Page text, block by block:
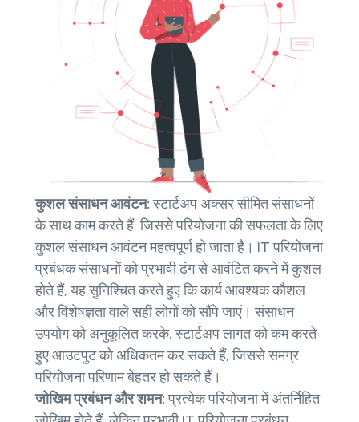
कुशल संसाधन आवंटन:स्टार्टअप अक्सर सीमित संसाधनों
के साथ काम करते हैं, जिससे परियोजना की सफलता के लिए
कुशल संसाधन आवंटन महत्वपूर्ण हो जाता है। IT परियोजना
प्रबंधक संसाधनों को प्रभावी ढंग से आवंटित करने में कुशल
होते हैं, यह सुनिश्चित करते हुए कि कार्य आवश्यक कौशल
और विशेषज्ञता वाले सही लोगों को सौंपे जाएं। संसाधन
उपयोग को अनुकूलित करके, स्टार्टअप लागत को कम करते
हुए आउटपुट को अधिकतम कर सकते हैं, जिससे समग्र
परियोजना परिणाम बेहतर हो सकते हैं।
जोखिम प्रबंधन और शमन:प्रत्येक परियोजना में अंतर्निहित